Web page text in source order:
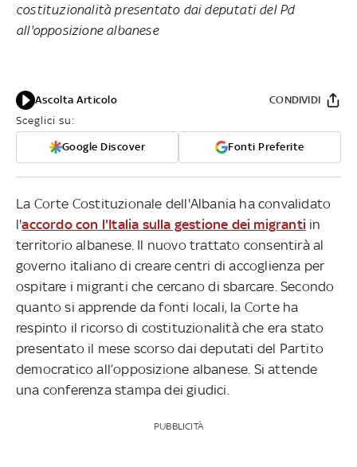
costituzionalità presentato dai deputati del Pd
all'opposizione albanese
Ascolta Articolo
Sceglici su:
Google Discover Fonti Preferite
CONDIVIDI
La Corte Costituzionale dell'Albania ha convalidato
l'accordo con l'Italia sulla gestione dei migranti in
territorio albanese. Il nuovo trattato consentirà al
governo italiano di creare centri di accoglienza per
ospitare i migranti che cercano di sbarcare. Secondo
quanto si apprende da fonti locali, la Corte ha
respinto il ricorso di costituzionalità che era stato
presentato il mese scorso dai deputati del Partito
democratico all’opposizione albanese. Si attende
una conferenza stampa dei giudici.
PUBBLICITÀ